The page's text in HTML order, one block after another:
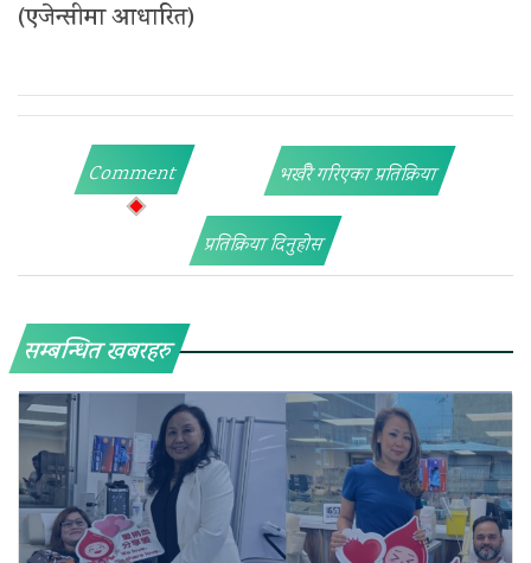
(एजेन्सीमा आधारित)
Comment भर्खरै गरिएका प्रतिक्रिया
प्रतिक्रिया दिनुहोस
सम्बन्धित खबरहरु